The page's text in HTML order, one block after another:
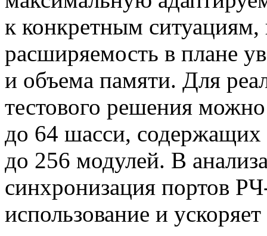
к конкретным ситуациям,
расширяемость в плане
и объема памяти. Для
тестового решения
до 64 шасси,
до 256 модулей. В
синхронизация портов
использование и